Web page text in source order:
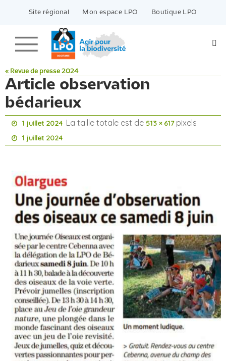
contenu
Site régional Mon espace LPO Boutique LPO
« Revue de presse 2024
Article observation
bédarieux
1 juillet 2024 La taille totale est de 513 × 617pixels
1 juillet 2024